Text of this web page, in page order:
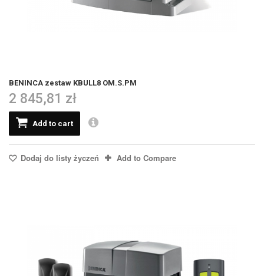
BENINCA zestaw KBULL8 OM.S.PM
2 845,81 zł
Add to cart
Dodaj do listy życzeń Add to Compare